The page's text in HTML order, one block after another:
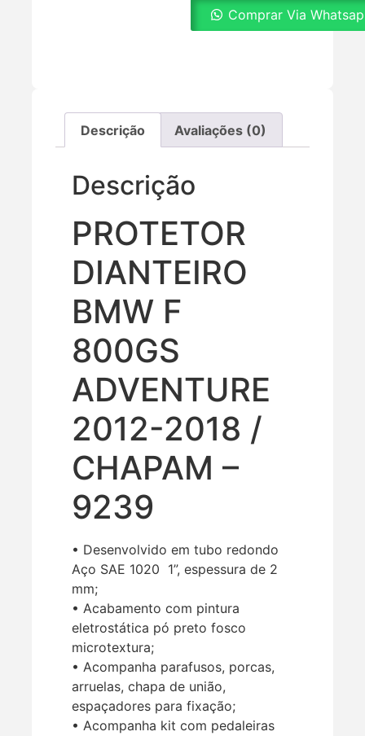
Comprar Via
Descrição Avaliações (0)
Descrição
PROTETOR
DIANTEIRO
BMW F
800GS
ADVENTURE
2012-2018 /
CHAPAM –
9239
• Desenvolvido em tubo redondo
Aço SAE 1020 1”, espessura de 2
mm;
• Acabamento com pintura
eletrostática pó preto fosco
microtextura;
• Acompanha parafusos, porcas,
arruelas, chapa de união,
espaçadores para fixação;
• Acompanha kit com pedaleiras